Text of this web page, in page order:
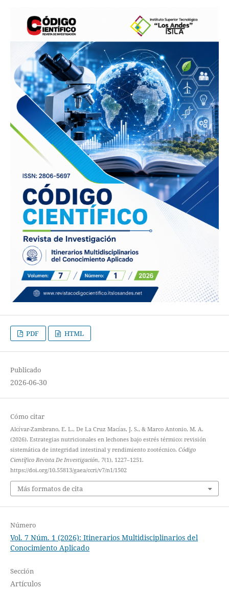
PDF HTML
Publicado
2026-06-30
Cómo citar
Alcívar-Zambrano, E. L., De La Cruz Macías, J. S., & Marco Antonio, M. A.
(2026). Estrategias nutricionales en lechones bajo estrés térmico: revisión
sistemática de integridad intestinal y rendimiento zootécnico. Código
Científico Revista De Investigación, 7(1), 1227–1251.
https://doi.org/10.55813/gaea/ccri/v7/n1/1502
Más formatos de cita
Número
Vol. 7 Núm. 1 (2026): Itinerarios Multidisciplinarios del
Conocimiento Aplicado
Sección
Artículos